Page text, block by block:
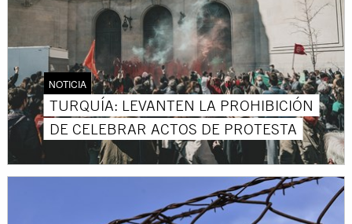
NOTICIA
TURQUÍA: LEVANTEN LA PROHIBICIÓN
DE CELEBRAR ACTOS DE PROTESTA